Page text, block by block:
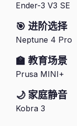
Ender-3 V3 SE
🎯 进阶选择
Neptune 4 Pro
🏫 教育场景
Prusa MINI+
🌙 家庭静音
Kobra 3